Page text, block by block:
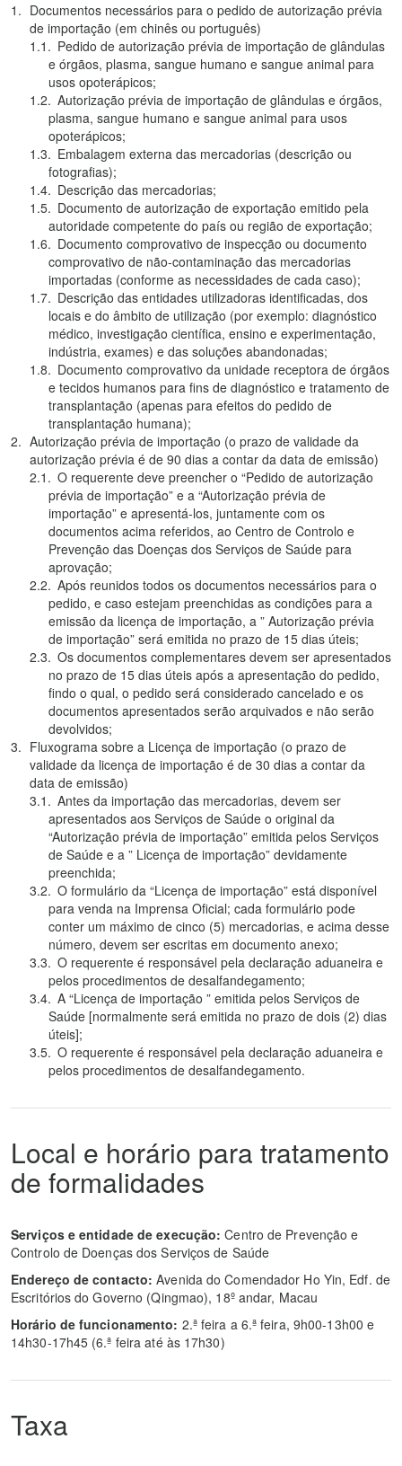
Documentos necessários para o pedido de autorização prévia
de importação (em chinês ou português)
Pedido de autorização prévia de importação de glândulas
e órgãos, plasma, sangue humano e sangue animal para
usos opoterápicos;
Autorização prévia de importação de glândulas e órgãos,
plasma, sangue humano e sangue animal para usos
opoterápicos;
Embalagem externa das mercadorias (descrição ou
fotografias);
Descrição das mercadorias;
Documento de autorização de exportação emitido pela
autoridade competente do país ou região de exportação;
Documento comprovativo de inspecção ou documento
comprovativo de não-contaminação das mercadorias
importadas (conforme as necessidades de cada caso);
Descrição das entidades utilizadoras identificadas, dos
locais e do âmbito de utilização (por exemplo: diagnóstico
médico, investigação científica, ensino e experimentação,
indústria, exames) e das soluções abandonadas;
Documento comprovativo da unidade receptora de órgãos
e tecidos humanos para fins de diagnóstico e tratamento de
transplantação (apenas para efeitos do pedido de
transplantação humana);
Autorização prévia de importação (o prazo de validade da
autorização prévia é de 90 dias a contar da data de emissão)
O requerente deve preencher o “Pedido de autorização
prévia de importação” e a “Autorização prévia de
importação” e apresentá-los, juntamente com os
documentos acima referidos, ao Centro de Controlo e
Prevenção das Doenças dos Serviços de Saúde para
aprovação;
Após reunidos todos os documentos necessários para o
pedido, e caso estejam preenchidas as condições para a
emissão da licença de importação, a ” Autorização prévia
de importação” será emitida no prazo de 15 dias úteis;
Os documentos complementares devem ser apresentados
no prazo de 15 dias úteis após a apresentação do pedido,
findo o qual, o pedido será considerado cancelado e os
documentos apresentados serão arquivados e não serão
devolvidos;
Fluxograma sobre a Licença de importação (o prazo de
validade da licença de importação é de 30 dias a contar da
data de emissão)
Antes da importação das mercadorias, devem ser
apresentados aos Serviços de Saúde o original da
“Autorização prévia de importação” emitida pelos Serviços
de Saúde e a ” Licença de importação” devidamente
preenchida;
O formulário da “Licença de importação” está disponível
para venda na Imprensa Oficial; cada formulário pode
conter um máximo de cinco (5) mercadorias, e acima desse
número, devem ser escritas em documento anexo;
O requerente é responsável pela declaração aduaneira e
pelos procedimentos de desalfandegamento;
A “Licença de importação ” emitida pelos Serviços de
Saúde [normalmente será emitida no prazo de dois (2) dias
úteis];
O requerente é responsável pela declaração aduaneira e
pelos procedimentos de desalfandegamento.
Local e horário para tratamento
de formalidades
Serviços e entidade de execução:Centro de Prevenção e
Controlo de Doenças dos Serviços de Saúde
Endereço de contacto:Avenida do Comendador Ho Yin, Edf. de
Escritórios do Governo (Qingmao), 18º andar, Macau
Horário de funcionamento: 2.ª feira a 6.ª feira, 9h00-13h00 e
14h30-17h45 (6.ª feira até às 17h30)
Taxa